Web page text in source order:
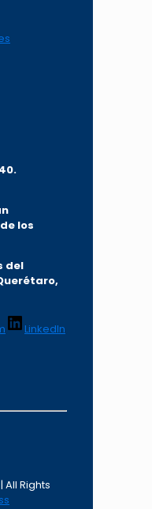
los
del
LinkedIn
| All Rights